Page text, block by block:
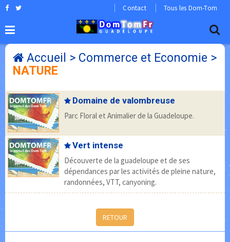
Contact Tous les Dom-Tom
Accueil > Commerce et Economie >
NATURE
Domaine de valombreuse
Parc Floral et Animalier de la Guadeloupe.
Vert intense
Découverte de la guadeloupe et de ses
dépendances par les activités de pleine nature,
randonnées, VTT, canyoning.
RETOUR